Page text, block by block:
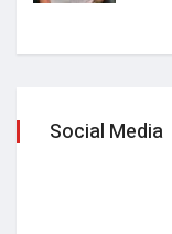
Social Media